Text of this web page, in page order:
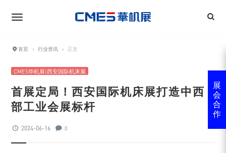
首页 › 行业资讯 › 正文
CMES华机展|西安国际机床展
首展定局！西安国际机床展打造中西
部工业会展标杆
2024-06-16 0
展
会
合
作